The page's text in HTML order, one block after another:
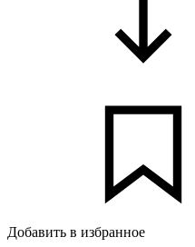
Добавить в избранное